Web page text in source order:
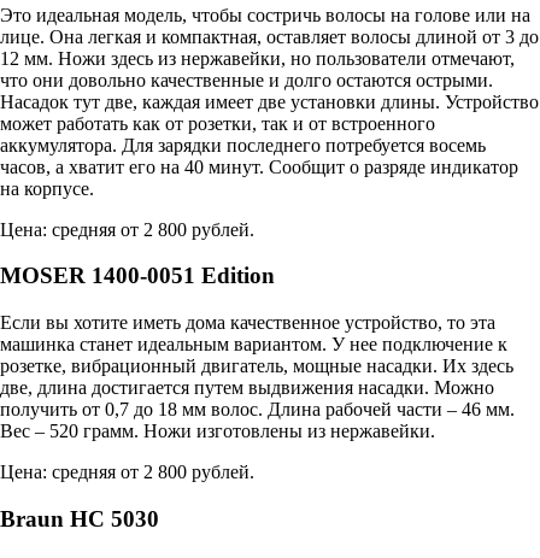
Это идеальная модель, чтобы состричь волосы на голове или на
лице. Она легкая и компактная, оставляет волосы длиной от 3 до
12 мм. Ножи здесь из нержавейки, но пользователи отмечают,
что они довольно качественные и долго остаются острыми.
Насадок тут две, каждая имеет две установки длины. Устройство
может работать как от розетки, так и от встроенного
аккумулятора. Для зарядки последнего потребуется восемь
часов, а хватит его на 40 минут. Сообщит о разряде индикатор
на корпусе.
Цена: средняя от 2 800 рублей.
MOSER 1400-0051 Edition
Если вы хотите иметь дома качественное устройство, то эта
машинка станет идеальным вариантом. У нее подключение к
розетке, вибрационный двигатель, мощные насадки. Их здесь
две, длина достигается путем выдвижения насадки. Можно
получить от 0,7 до 18 мм волос. Длина рабочей части – 46 мм.
Вес – 520 грамм. Ножи изготовлены из нержавейки.
Цена: средняя от 2 800 рублей.
Braun HC 5030